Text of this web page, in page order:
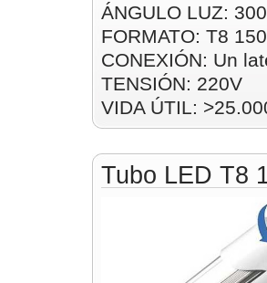
ÁNGULO LUZ:
FORMATO: T8
CONEXIÓN: Un
TENSIÓN: 220V
VIDA ÚTIL:
Tubo LED T8